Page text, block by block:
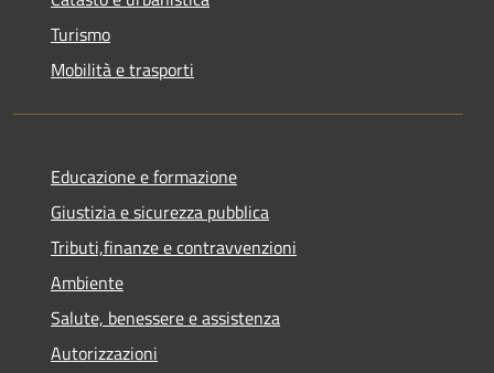
Turismo
Mobilità e trasporti
Educazione e formazione
Giustizia e sicurezza pubblica
Tributi,finanze e contravvenzioni
Ambiente
Salute, benessere e assistenza
Autorizzazioni